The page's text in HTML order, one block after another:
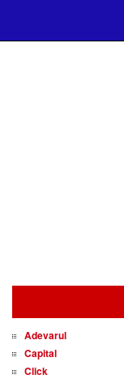
Adevarul
Capital
Click